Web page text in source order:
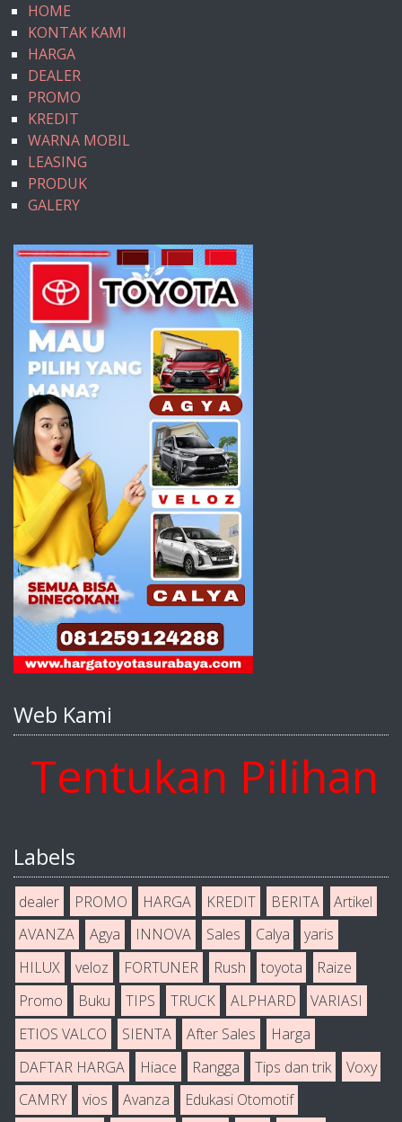
HOME
KONTAK KAMI
HARGA
DEALER
PROMO
KREDIT
WARNA MOBIL
LEASING
PRODUK
GALERY
Web Kami
Pilihan
Labels
dealer PROMO HARGA KREDIT BERITA
Artikel
AVANZA
Agya INNOVA Sales Calya
yaris
HILUX
veloz FORTUNER Rush toyota
Raize
Promo
Buku TIPS TRUCK ALPHARD
VARIASI
ETIOS VALCO
SIENTA After Sales
Harga
DAFTAR HARGA
Hiace Rangga Tips dan trik
Voxy
CAMRY
vios Avanza
Edukasi Otomotif